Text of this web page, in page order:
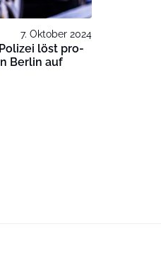
7. Oktober 2024
löst pro-
Berlin auf